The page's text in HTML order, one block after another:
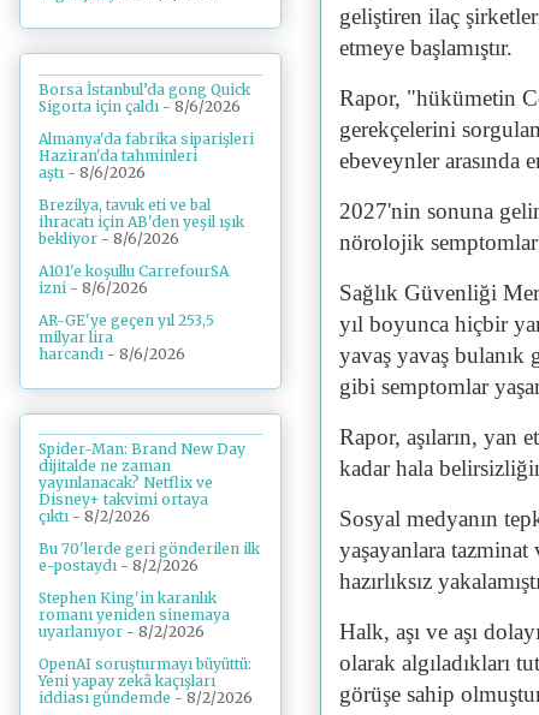
geliştiren ilaç
etmeye başlamıştır.
Rapor, "hükümetin
gerekçelerini
ebeveynler
2027'nin sonuna
nörolojik semptomlar
Sağlık Güvenliği
yıl boyunca hiçbir
yavaş yavaş bulanık
gibi semptomlar
Rapor, aşıların, yan
kadar hala
Sosyal medyanın
yaşayanlara
hazırlıksız
Halk, aşı ve aşı
olarak algıladıkları
görüşe sahip
Borsa İstanbul’da gong Quick
Sigorta için çaldı - 8/6/2026
Almanya'da fabrika siparişleri
Haziran'da tahminleri
aştı - 8/6/2026
Brezilya, tavuk eti ve bal
ihracatı için AB'den yeşil ışık
bekliyor - 8/6/2026
A101'e koşullu CarrefourSA
izni - 8/6/2026
AR-GE'ye geçen yıl 253,5
milyar lira
harcandı - 8/6/2026
Spider-Man: Brand New Day
dijitalde ne zaman
yayınlanacak? Netflix ve
Disney+ takvimi ortaya
çıktı - 8/2/2026
Bu 70'lerde geri gönderilen ilk
e-postaydı - 8/2/2026
Stephen King'in karanlık
romanı yeniden sinemaya
uyarlanıyor - 8/2/2026
OpenAI soruşturmayı büyüttü:
Yeni yapay zekâ kaçışları
iddiası gündemde - 8/2/2026